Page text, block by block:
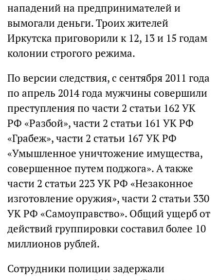
нападений на предпринимателей и
вымогали деньги. Троих жителей
Иркутска приговорили к 12, 13 и 15 годам
колонии строгого режима.
По версии следствия, с сентября 2011 года
по апрель 2014 года мужчины совершили
преступления по части 2 статьи 162 УК
РФ «Разбой», части 2 статьи 161 УК РФ
«Грабеж», части 2 статьи 167 УК РФ
«Умышленное уничтожение имущества,
совершенное путем поджога». А также
части 2 статьи 223 УК РФ «Незаконное
изготовление оружия», части 2 статьи 330
УК РФ «Самоуправство». Общий ущерб от
действий группировки составил более 10
миллионов рублей.
Сотрудники полиции задержали